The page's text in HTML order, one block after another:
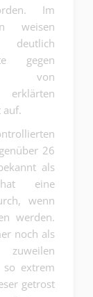
Im
weisen
deutlich
gegen
von
auf.
26
als
hat eine
wenn
werden.
noch als
zuweilen
so extrem
getrost